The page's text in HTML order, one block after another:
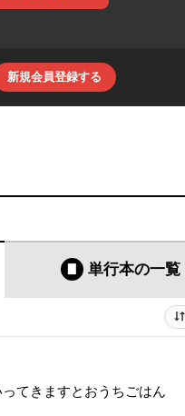
新規会員登録する
単行本の一覧
てきますとおうちごはん